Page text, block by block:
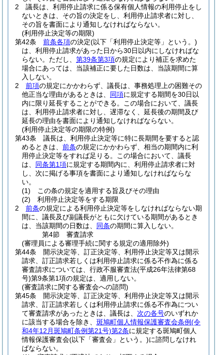
2
議長は、利用停止請求に係る保有個人情報の利用停止をし
ないときは、その旨の決定をし、利用停止請求者に対し、
その旨を書面により通知しなければならない。
(利用停止決定等の期限)
第42条
前条各項の決定(以下「利用停止決定等」という。)
は、利用停止請求があった日から30日以内にしなければな
らない。 ただし、 第39条第3項の規定により補正を求めた
場合にあっては、当該補正に要した日数は、当該期間に算
入しない。
2
前項の規定にかかわらず、議長は、事務処理上の困難その
他正当な理由があるときは、 同項に規定する期間を30日以
内に限り延長することができる。
この場合において、議長
は、利用停止請求者に対し、遅滞なく、延長後の期間及び
延長の理由を書面により通知しなければならない。
(利用停止決定等の期限の特例)
第43条
議長は、利用停止決定等に特に長期間を要すると認
めるときは、 前条の規定にかかわらず、相当の期間内に利
用停止決定等をすれば足りる。
この場合において、議長
は、 同条第1項に規定する期間内に、利用停止請求者に対
し、次に掲げる事項を書面により通知しなければならな
い。
(1)
この条の規定を適用する旨及びその理由
(2)
利用停止決定等をする期限
2
前条の規定による利用停止決定等をしなければならない期
間に、議長及び副議長がともに欠けている期間があるとき
は、当該期間の日数は、 同条の期間に算入しない。
第4節
審査請求
(審理員による審理手続に関する規定の適用除外)
第44条
開示決定等、訂正決定等、利用停止決定等又は開示
請求、訂正請求若しくは利用停止請求に係る不作為に係る
審査請求については、行政不服審査法(平成26年法律第68
号)第9条第1項の規定は、適用しない。
(審査請求に関する審査会への諮問)
第45条
開示決定等、訂正決定等、利用停止決定等又は開示
請求、訂正請求若しくは利用停止請求に係る不作為につい
て審査請求があったときは、議長は、 次の各号のいずれか
に該当する場合を除き、 斑鳩町個人情報保護審査会条例(令
和4年12月斑鳩町条例第21号)第2条に規定する斑鳩町個人
情報保護審査会(以下「審査会」という。)に諮問しなけれ
ばならない。